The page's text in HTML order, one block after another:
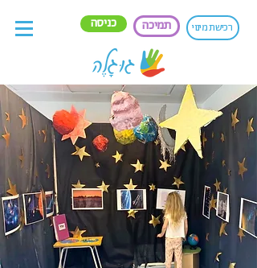
תמיכה רכישת מינוי כניסה